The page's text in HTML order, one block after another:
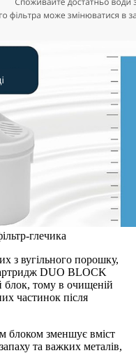
глечика
з вугільного порошку,
DUO BLOCK
блок, тому в очищеній
частинок після
блоком зменшує вміст
та важких металів,